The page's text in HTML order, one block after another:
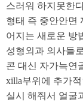
스러워 하지못한
형태 즉 중안안면
어지는 새로운 방
성형외과 의사들
콘 대신 자가늑연
xilla부위에 추가
실시 해줘서 얼굴